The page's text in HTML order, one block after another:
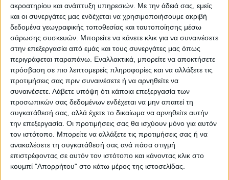
ακροατηρίου και ανάπτυξη υπηρεσιών. Με την άδειά σας, εμείς
και οι συνεργάτες μας ενδέχεται να χρησιμοποιήσουμε ακριβή
δεδομένα γεωγραφικής τοποθεσίας και ταυτοποίησης μέσω
σάρωσης συσκευών. Μπορείτε να κάνετε κλικ για να συναινέσετε
στην επεξεργασία από εμάς και τους συνεργάτες μας όπως
περιγράφεται παραπάνω. Εναλλακτικά, μπορείτε να αποκτήσετε
πρόσβαση σε πιο λεπτομερείς πληροφορίες και να αλλάξετε τις
προτιμήσεις σας πριν συναινέσετε ή να αρνηθείτε να
συναινέσετε. Λάβετε υπόψη ότι κάποια επεξεργασία των
προσωπικών σας δεδομένων ενδέχεται να μην απαιτεί τη
συγκατάθεσή σας, αλλά έχετε το δικαίωμα να αρνηθείτε αυτήν
την επεξεργασία. Οι προτιμήσεις σας θα ισχύουν μόνο για αυτόν
τον ιστότοπο. Μπορείτε να αλλάξετε τις προτιμήσεις σας ή να
ανακαλέσετε τη συγκατάθεσή σας ανά πάσα στιγμή
επιστρέφοντας σε αυτόν τον ιστότοπο και κάνοντας κλικ στο
κουμπί "Απορρήτου" στο κάτω μέρος της ιστοσελίδας.
ΝΕΟΣ ΑΓΩΝ
https://neosagon.gr
Η Αρχαιότερη Καθημερινή Πρωινή Εφημερίδα της Καρδίτσας